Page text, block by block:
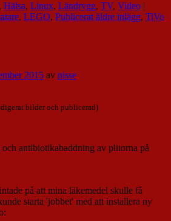
Hälsa, Linux, Ländrygg, TV, Video |
, LEGO, Publicerat äldre inlägg, TiVo
2015 av nisse
bilder och publicerad)
antibiotikabaddning av plitorna på
på att mina läkemedel skulle få
starta 'jobbet' med att installera ny